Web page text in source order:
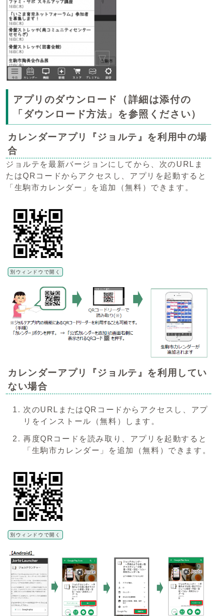
アプリのダウンロード（詳細は添付の
「ダウンロード方法」を参照ください）
カレンダーアプリ『ジョルテ』を利用中の場
合
ジョルテを最新バージョンにしてから、次のURLま
たはQRコードからアクセスし、アプリを起動すると
「生駒市カレンダー」を追加（無料）できます。
別ウィンドウで開く
カレンダーアプリ『ジョルテ』を利用してい
ない場合
次のURLまたはQRコードからアクセスし、アプ
リをインストール（無料）します。
再度QRコードを読み取り、アプリを起動すると
「生駒市カレンダー」を追加（無料）できます。
別ウィンドウで開く